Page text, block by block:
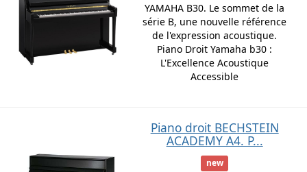
YAMAHA B30. Le sommet de la
série B, une nouvelle référence
de l'expression acoustique.
Piano Droit Yamaha b30 :
L'Excellence Acoustique
Accessible
Piano droit BECHSTEIN
ACADEMY A4. P...
new